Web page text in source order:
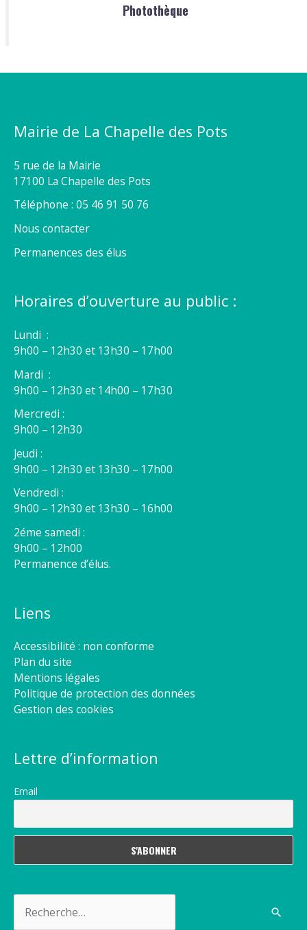
Photothèque
Mairie de La Chapelle des Pots
5 rue de la Mairie
17100 La Chapelle des Pots
Téléphone : 05 46 91 50 76
Nous contacter
Permanences des élus
Horaires d’ouverture au public :
Lundi :
9h00 – 12h30 et 13h30 – 17h00
Mardi :
9h00 – 12h30 et 14h00 – 17h30
Mercredi :
9h00 – 12h30
Jeudi :
9h00 – 12h30 et 13h30 – 17h00
Vendredi :
9h00 – 12h30 et 13h30 – 16h00
2éme samedi :
9h00 – 12h00
Permanence d’élus.
Liens
Accessibilité : non conforme
Plan du site
Mentions légales
Politique de protection des données
Gestion des cookies
Lettre d’information
Email